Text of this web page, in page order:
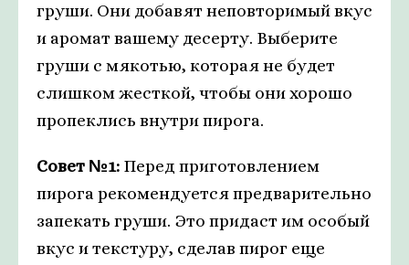
груши. Они добавят неповторимый вкус
и аромат вашему десерту. Выберите
груши с мякотью, которая не будет
слишком жесткой, чтобы они хорошо
пропеклись внутри пирога.
Совет №1: Перед приготовлением
пирога рекомендуется предварительно
запекать груши. Это придаст им особый
вкус и текстуру, сделав пирог еще